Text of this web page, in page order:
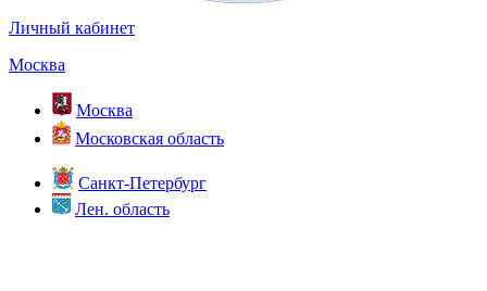
Личный кабинет
Москва
Москва
Московская область
Санкт-Петербург
Лен. область